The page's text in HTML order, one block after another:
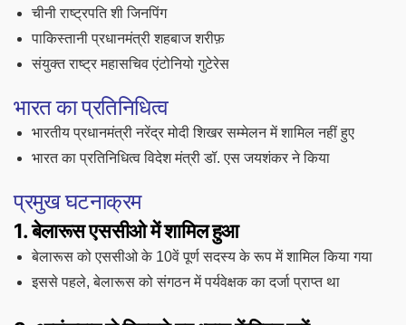
चीनी राष्ट्रपति शी जिनपिंग
पाकिस्तानी प्रधानमंत्री शहबाज शरीफ़
संयुक्त राष्ट्र महासचिव एंटोनियो गुटेरेस
भारत का प्रतिनिधित्व
भारतीय प्रधानमंत्री नरेंद्र मोदी शिखर सम्मेलन में शामिल नहीं हुए
भारत का प्रतिनिधित्व विदेश मंत्री डॉ. एस जयशंकर ने किया
प्रमुख घटनाक्रम
1. बेलारूस एससीओ में शामिल हुआ
बेलारूस को एससीओ के 10वें पूर्ण सदस्य के रूप में शामिल किया गया
इससे पहले, बेलारूस को संगठन में पर्यवेक्षक का दर्जा प्राप्त था